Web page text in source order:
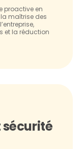
proactive en
maîtrise des
et la réduction
sécurité